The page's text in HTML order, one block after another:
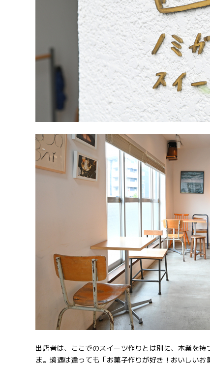
出店者は、ここでのスイーツ作りとは別に、本業を
ま。境遇は違っても「お菓子作りが好き！おいしい